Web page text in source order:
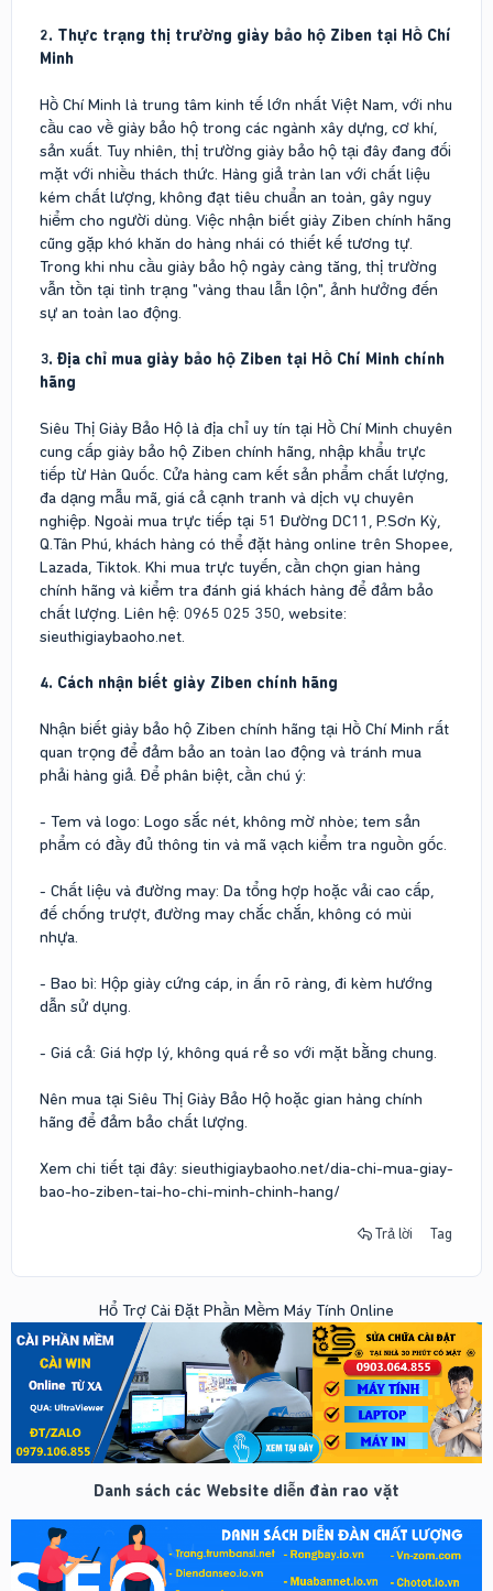
2. Thực trạng thị trường giày bảo hộ Ziben tại Hồ Chí
Minh
Hồ Chí Minh là trung tâm kinh tế lớn nhất Việt Nam, với nhu
cầu cao về giày bảo hộ trong các ngành xây dựng, cơ khí,
sản xuất. Tuy nhiên, thị trường giày bảo hộ tại đây đang đối
mặt với nhiều thách thức. Hàng giả tràn lan với chất liệu
kém chất lượng, không đạt tiêu chuẩn an toàn, gây nguy
hiểm cho người dùng. Việc nhận biết giày Ziben chính hãng
cũng gặp khó khăn do hàng nhái có thiết kế tương tự.
Trong khi nhu cầu giày bảo hộ ngày càng tăng, thị trường
vẫn tồn tại tình trạng "vàng thau lẫn lộn", ảnh hưởng đến
sự an toàn lao động.
3. Địa chỉ mua giày bảo hộ Ziben tại Hồ Chí Minh chính
hãng
Siêu Thị Giày Bảo Hộ là địa chỉ uy tín tại Hồ Chí Minh chuyên
cung cấp giày bảo hộ Ziben chính hãng, nhập khẩu trực
tiếp từ Hàn Quốc. Cửa hàng cam kết sản phẩm chất lượng,
đa dạng mẫu mã, giá cả cạnh tranh và dịch vụ chuyên
nghiệp. Ngoài mua trực tiếp tại 51 Đường DC11, P.Sơn Kỳ,
Q.Tân Phú, khách hàng có thể đặt hàng online trên Shopee,
Lazada, Tiktok. Khi mua trực tuyến, cần chọn gian hàng
chính hãng và kiểm tra đánh giá khách hàng để đảm bảo
chất lượng. Liên hệ: 0965 025 350, website:
sieuthigiaybaoho.net.
4. Cách nhận biết giày Ziben chính hãng
Nhận biết giày bảo hộ Ziben chính hãng tại Hồ Chí Minh rất
quan trọng để đảm bảo an toàn lao động và tránh mua
phải hàng giả. Để phân biệt, cần chú ý:
- Tem và logo: Logo sắc nét, không mờ nhòe; tem sản
phẩm có đầy đủ thông tin và mã vạch kiểm tra nguồn gốc.
- Chất liệu và đường may: Da tổng hợp hoặc vải cao cấp,
đế chống trượt, đường may chắc chắn, không có mùi
nhựa.
- Bao bì: Hộp giày cứng cáp, in ấn rõ ràng, đi kèm hướng
dẫn sử dụng.
- Giá cả: Giá hợp lý, không quá rẻ so với mặt bằng chung.
Nên mua tại Siêu Thị Giày Bảo Hộ hoặc gian hàng chính
hãng để đảm bảo chất lượng.
Xem chi tiết tại đây: sieuthigiaybaoho.net/dia-chi-mua-giay-
bao-ho-ziben-tai-ho-chi-minh-chinh-hang/
Trả lời Tag
Hổ Trợ Cài Đặt Phần Mềm Máy Tính Online
Danh sách các Website diễn đàn rao vặt